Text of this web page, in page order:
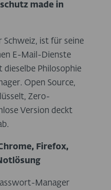
made in
ist für seine
E-Mail-Dienste
Philosophie
Open Source,
Zero-
Version deckt
Firefox,
Manager